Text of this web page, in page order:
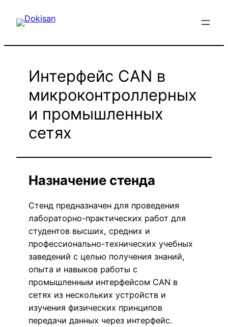
Интерфейс CAN в
микроконтроллерных
и промышленных
сетях
Назначение стенда
Стенд предназначен для проведения
лабораторно-практических работ для
студентов высших, средних и
профессионально-технических учебных
заведений с целью получения знаний,
опыта и навыков работы с
промышленным интерфейсом CAN в
сетях из нескольких устройств и
изучения физических принципов
передачи данных через интерфейс.